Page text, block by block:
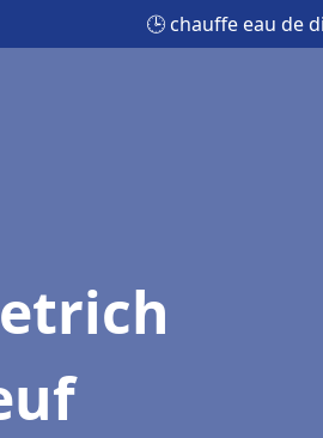
🕒 chauffe eau de